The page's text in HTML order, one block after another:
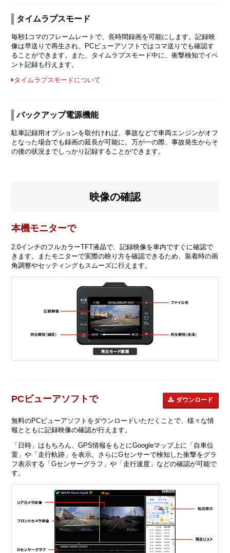
タイムラプスモード
毎秒1コマのフレームレートで、長時間録画を可能にします。記録映
像は早送りで再生され、PCビューアソフトではコマ送りでも確認す
ることができます。また、タイムラプスモード中に、衝撃検知でイベ
ント記録も行えます。
タイムラプスモードについて
バックアップ電源機能
駐車記録用オプションを取付ければ、事故などで車両エンジンがオフ
となった場合でも録画の延長が可能に。万が一の際、事故発生からそ
の後の状況までしっかり記録することができます。
映像の確認
本機モニターで
2.0インチのフルカラーTFT液晶で、記録映像を車内ですぐに確認で
きます。またモニターで実際の映り方を確認できるため、装着時の画
角調整やセッティングもスムーズに行えます。
PCビューアソフトで ダウンロード
無料のPCビューアソフトをダウンロードいただくことで、様々な情
報とともに記録映像の確認が行えます。
「日時」はもちろん、GPS情報をもとにGoogleマップ上に「自車位
置」や「走行軌跡」を表示。さらにGセンサーで検知した衝撃をグラ
フ表示する「Gセンサーグラフ」や「走行速度」などの確認が可能で
す。